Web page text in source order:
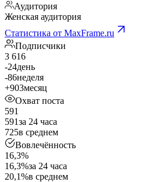
Аудитория
Женская аудитория
Статистика от MaxFrame.ru
Подписчики
3 616
-24день
-86неделя
+903месяц
Охват поста
591
591за 24 часа
725в среднем
Вовлечённость
16,3%
16,3%за 24 часа
20,1%в среднем